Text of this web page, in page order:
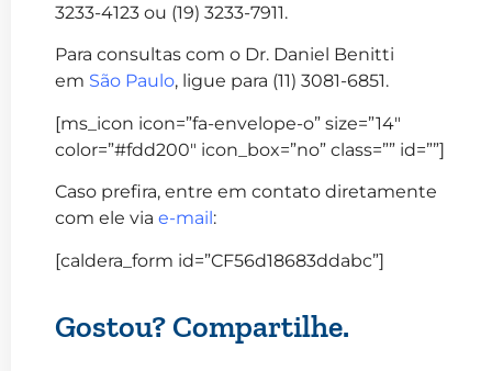
3233-4123 ou (19) 3233-7911.
Para consultas com o Dr. Daniel Benitti
em São Paulo, ligue para (11) 3081-6851.
[ms_icon icon=”fa-envelope-o” size=”14″
color=”#fdd200″ icon_box=”no” class=”” id=””]
Caso prefira, entre em contato diretamente
com ele via e-mail:
[caldera_form id=”CF56d18683ddabc”]
Gostou? Compartilhe.